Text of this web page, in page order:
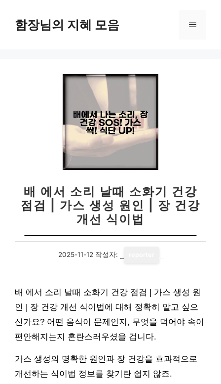
함장님의 지혜 모음 메
배 에서 소리 날때 소화기 건강
점검 | 가스 생성 원인 | 장 건강
개선 식이법
2025-11-12 작성자:
배 에서 소리 날때 소화기 건강 점검 | 가스 생성 원
인 | 장 건강 개선 식이법에 대해 정확히 알고 싶으
신가요? 어떤 음식이 문제인지, 무엇을 먹어야 속이
편안해지는지 혼란스러우셨을 겁니다.
가스 생성의 명확한 원인과 장 건강을 효과적으로
개선하는 식이법 정보를 찾기란 쉽지 않죠.